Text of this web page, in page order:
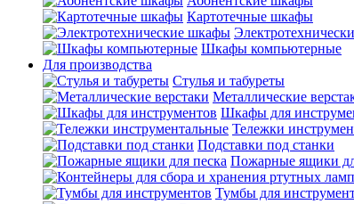
Картотечные шкафы
Шкафы компьютерные
Для производства
Стулья и табуреты
Металлические
Шкафы для
Тележки
Подставки под станки
Пожарные ящики
Тумбы для